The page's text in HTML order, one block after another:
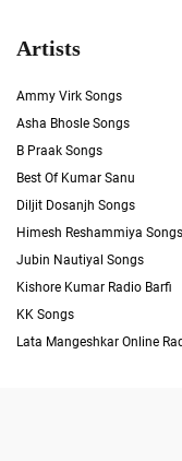
Artists
Ammy Virk Songs
Asha Bhosle Songs
B Praak Songs
Best Of Kumar Sanu
Diljit Dosanjh Songs
Himesh Reshammiya Songs
Jubin Nautiyal Songs
Kishore Kumar Radio Barfi
KK Songs
Lata Mangeshkar Online